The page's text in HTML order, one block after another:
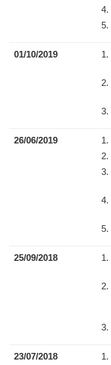
01/10/2019
26/06/2019
25/09/2018
23/07/2018